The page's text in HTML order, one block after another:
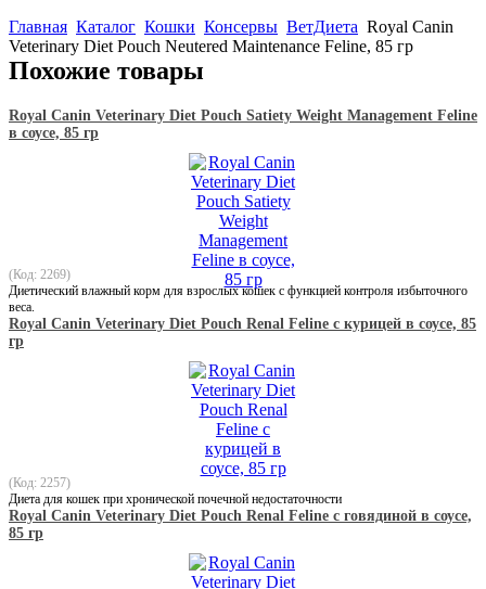
Главная Каталог Кошки Консервы ВетДиета Royal Canin
Veterinary Diet Pouch Neutered Maintenance Feline, 85 гр
Похожие товары
Royal Canin Veterinary Diet Pouch Satiety Weight Management Feline
в соусе, 85 гр
(Код: 2269)
Диетический влажный корм для взрослых кошек с функцией контроля избыточного
веса.
Royal Canin Veterinary Diet Pouch Renal Feline с курицей в соусе, 85
гр
(Код: 2257)
Диета для кошек при хронической почечной недостаточности
Royal Canin Veterinary Diet Pouch Renal Feline с говядиной в соусе,
85 гр